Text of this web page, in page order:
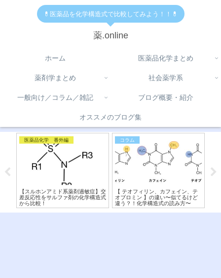
💊医薬品を化学構造式で比較してみよう！！💊
薬.online
ホーム 医薬品化学まとめ
薬剤学まとめ 社会薬学系
一般向け／コラム／雑記 ブログ概要・紹介
オススメのブログ集
医薬品化学 番外編
【スルホンアミド系薬剤過敏症】交
差反応性をサルファ剤の化学構造式
から比較！
コラム
【 テオフィリン、カフェイン、テ
オブロミン 】の違い〜似てるけど
違う？！化学構造式の読み方〜